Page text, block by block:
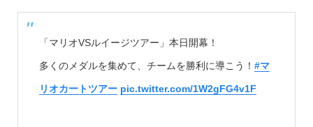
「マリオVSルイージツアー」本日開幕！
多くのメダルを集めて、チームを勝利に導こう！ #マ
リオカートツアー pic.twitter.com/1W2gFG4v1F